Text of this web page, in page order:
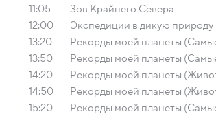
11:05
Зов Крайнего Севера
12:00
Экспедиции в дикую природу
13:20
Рекорды моей планеты
13:50
Рекорды моей планеты
14:20
Рекорды моей планеты
14:50
Рекорды моей планеты
15:20
Рекорды моей планеты